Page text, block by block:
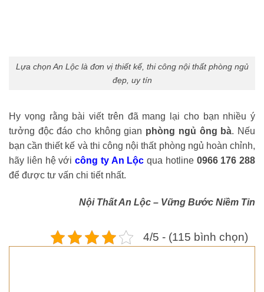
Lựa chọn An Lộc là đơn vị thiết kế, thi công nội thất phòng ngủ
đẹp, uy tín
Hy vọng rằng bài viết trên đã mang lại cho bạn nhiều ý
tưởng độc đáo cho không gian phòng ngủ ông bà. Nếu
bạn cần thiết kế và thi công nội thất phòng ngủ hoàn chỉnh,
hãy liên hệ với công ty An Lộc qua hotline 0966 176 288
để được tư vấn chi tiết nhất.
Nội Thất An Lộc – Vững Bước Niềm Tin
4/5 - (115 bình chọn)